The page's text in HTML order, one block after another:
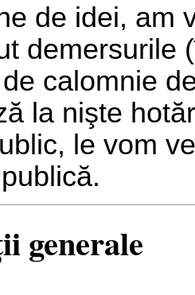
de idei, am
demersurile
calomnie
la nişte
le vom
generale